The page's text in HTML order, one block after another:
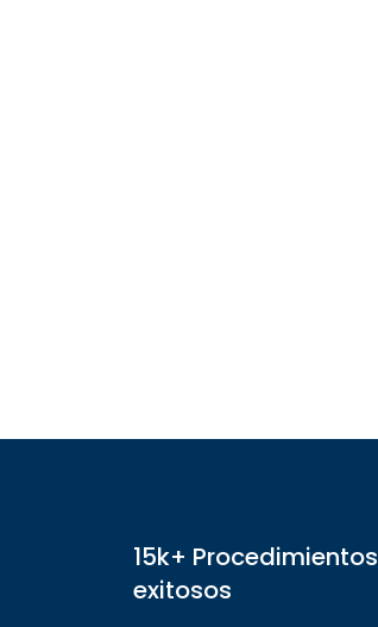
15k+ Procedimientos
exitosos